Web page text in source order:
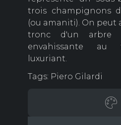
trois champignons
(ou amaniti). On peut
tronc d'un arbre
envahissante au
luxuriant.
Tags: Piero Gilardi